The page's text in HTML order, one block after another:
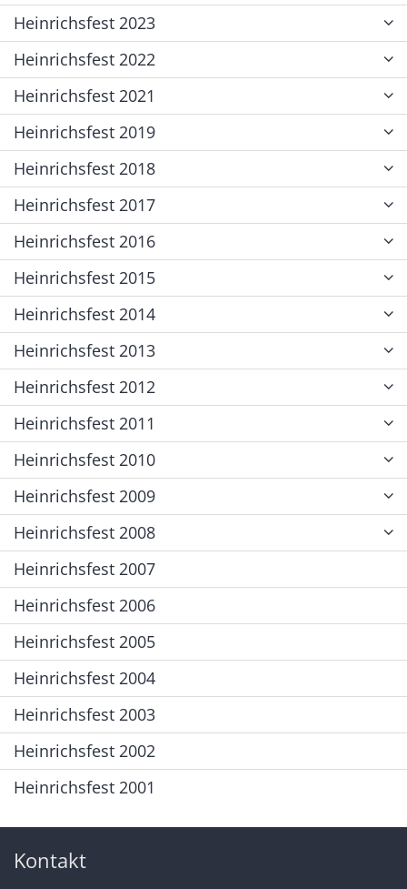
Heinrichsfest 2023
Heinrichsfest 2022
Heinrichsfest 2021
Heinrichsfest 2019
Heinrichsfest 2018
Heinrichsfest 2017
Heinrichsfest 2016
Heinrichsfest 2015
Heinrichsfest 2014
Heinrichsfest 2013
Heinrichsfest 2012
Heinrichsfest 2011
Heinrichsfest 2010
Heinrichsfest 2009
Heinrichsfest 2008
Heinrichsfest 2007
Heinrichsfest 2006
Heinrichsfest 2005
Heinrichsfest 2004
Heinrichsfest 2003
Heinrichsfest 2002
Heinrichsfest 2001
Kontakt